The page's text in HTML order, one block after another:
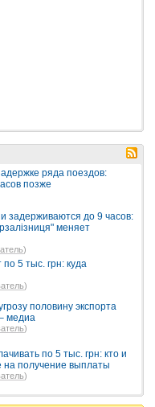
ряда поездов:
позже
задерживаются до 9 часов:
меняет
)
5 тыс. грн: куда
)
половину экспорта
медиа
)
по 5 тыс. грн: кто и
на получение выплаты
)